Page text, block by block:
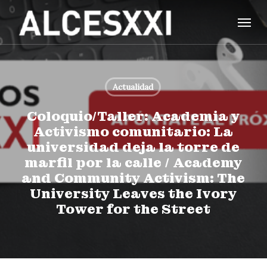
Skip
to
main
Menu
Actualidad
Coloquio/Taller: Academia y
Activismo comunitario: La
universidad deja la torre de
marfil por la calle / Academy
and Community Activism: The
University Leaves the Ivory
Tower for the Street